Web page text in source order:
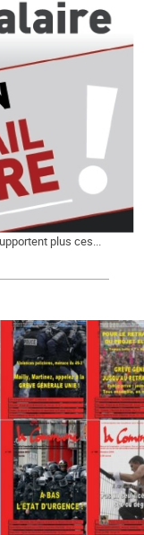
de Roubaix sollicité
la sensation de
plus ces...